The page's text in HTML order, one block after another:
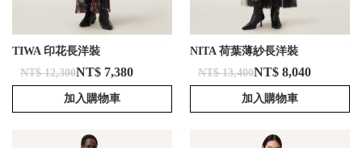
TIWA 印花長洋裝
NT$ 12,300NT$ 7,380
加入購物車
NITA 荷葉薄紗長洋裝
NT$ 13,400NT$ 8,040
加入購物車